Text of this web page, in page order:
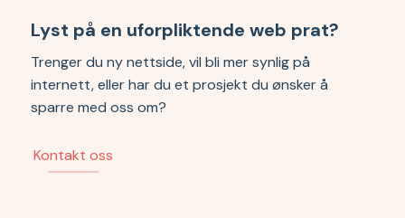
Lyst på en uforpliktende web prat?
Trenger du ny nettside, vil bli mer synlig på
internett, eller har du et prosjekt du ønsker å
sparre med oss om?
Kontakt oss